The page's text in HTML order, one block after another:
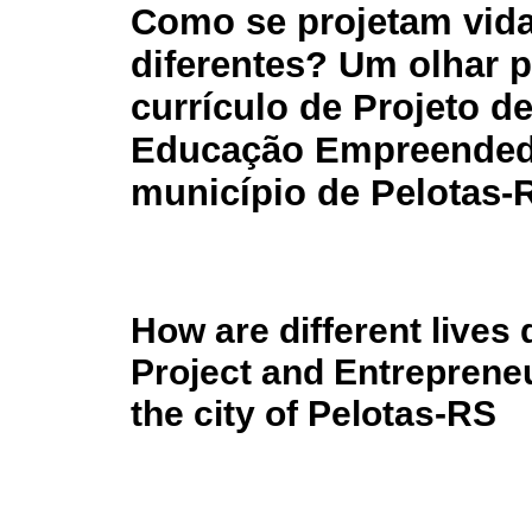
Como se projetam
diferentes? Um olhar
currículo de Projeto
Educação
município de Pelotas-
How are different lives
Project and
the city of Pelotas-RS